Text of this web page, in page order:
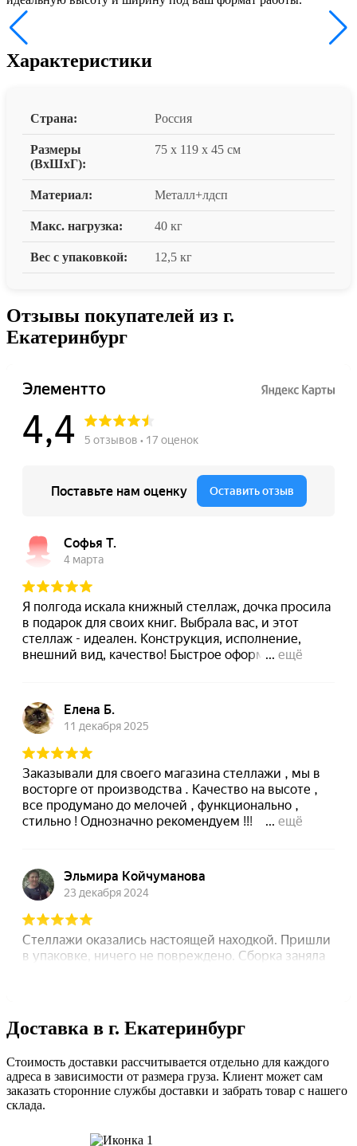
Характеристики
Страна: Россия
Размеры
(ВxШxГ):
75 x 119 x 45 см
Материал: Металл+лдсп
Макс. нагрузка: 40 кг
Вес с упаковкой: 12,5 кг
Отзывы покупателей из г.
Екатеринбург
Доставка в г. Екатеринбург
Стоимость доставки рассчитывается отдельно для каждого
адреса в зависимости от размера груза. Клиент может сам
заказать сторонние службы доставки и забрать товар с нашего
склада.